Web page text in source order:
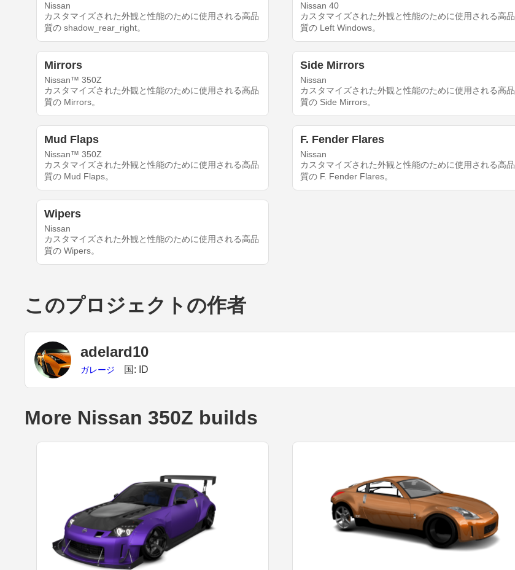
Nissan
カスタマイズされた外観と性能のために使用される高品
質の shadow_rear_right。
Nissan 40
カスタマイズされた外観と性能のために使用される高品
質の Left Windows。
Mirrors
Nissan™ 350Z
カスタマイズされた外観と性能のために使用される高品
質の Mirrors。
Side Mirrors
Nissan
カスタマイズされた外観と性能のために使用される高品
質の Side Mirrors。
Mud Flaps
Nissan™ 350Z
カスタマイズされた外観と性能のために使用される高品
質の Mud Flaps。
F. Fender Flares
Nissan
カスタマイズされた外観と性能のために使用される高品
質の F. Fender Flares。
Wipers
Nissan
カスタマイズされた外観と性能のために使用される高品
質の Wipers。
このプロジェクトの作者
adelard10
ガレージ 国: ID
More Nissan 350Z builds